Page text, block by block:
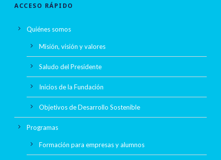
ACCESO RÁPIDO
Quiénes somos
Misión, visión y valores
Saludo del Presidente
Inicios de la Fundación
Objetivos de Desarrollo Sostenible
Programas
Formación para empresas y alumnos